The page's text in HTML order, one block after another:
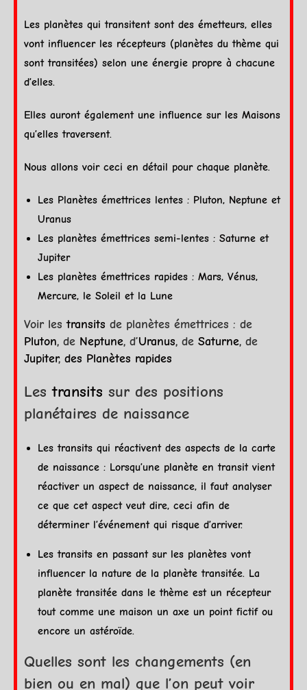
Les planètes qui transitent sont des émetteurs, elles
vont influencer les récepteurs (planètes du thème qui
sont transitées) selon une énergie propre à chacune
d’elles.
Elles auront également une influence sur les Maisons
qu’elles traversent.
Nous allons voir ceci en détail pour chaque planète.
Les Planètes émettrices lentes : Pluton, Neptune et
Uranus
Les planètes émettrices semi-lentes : Saturne et
Jupiter
Les planètes émettrices rapides : Mars, Vénus,
Mercure, le Soleil et la Lune
Voir lestransits de planètes émettrices : de
Pluton, de Neptune, d’Uranus, de Saturne, de
Jupiter, des Planètes rapides
Lestransits sur des positions
planétaires de naissance
Lestransits qui réactivent des aspects de la carte
de naissance : Lorsqu’une planète en transit vient
réactiver un aspect de naissance, il faut analyser
ce que cet aspect veut dire, ceci afin de
déterminer l’événement qui risque d’arriver.
Lestransits en passant sur les planètes vont
influencer la nature de la planète transitée. La
planète transitée dans le thème est un récepteur
tout comme une maison un axe un point fictif ou
encore un astéroïde.
Quelles sont les changements (en
bien ou en mal) que l’on peut voir